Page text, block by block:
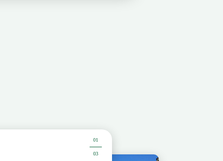
01
03